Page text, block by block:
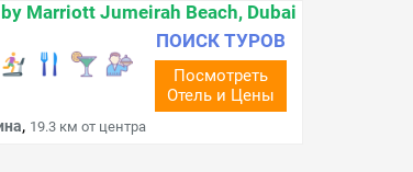
Marriott Jumeirah Beach, Dubai
, 19.3 км от центра
ПОИСК ТУРОВ
Посмотреть
Отель и Цены